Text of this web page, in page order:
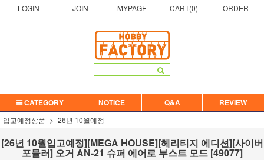
LOGIN JOIN MYPAGE CART(0) ORDER
CATEGORY NOTICE Q&A REVIEW
입고예정상품 26년 10월예정
[26년 10월입고예정][MEGA HOUSE][헤리티지 에디션][사이버
포뮬러] 오거 AN-21 슈퍼 에어로 부스트 모드 [49077]